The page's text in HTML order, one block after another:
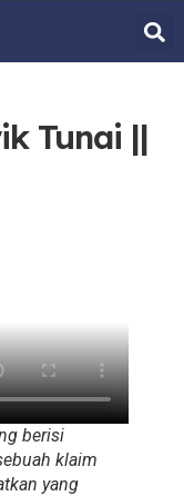
Tunai ||
berisi
klaim
yang